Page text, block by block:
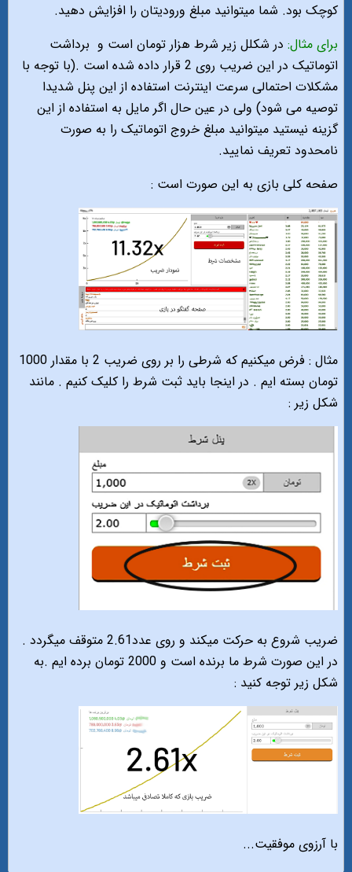
کوچک بود. شما میتوانید مبلغ ورودیتان را افزایش دهید.
برای مثال: در شکلل زیر شرط هزار تومان است و برداشت
اتوماتیک در این ضریب روی 2 قرار داده شده است .(با توجه با
مشکلات احتمالی سرعت اینترنت استفاده از این پنل شدیدا
توصیه می شود) ولی در عین حال اگر مایل به استفاده از این
گزینه نیستید میتوانید مبلغ خروج اتوماتیک را به صورت
نامحدود تعریف نمایید.
صفحه کلی بازی به این صورت است :
مثال : فرض میکنیم که شرطی را بر روی ضریب 2 با مقدار 1000
تومان بسته ایم . در اینجا باید ثبت شرط را کلیک کنیم . مانند
شکل زیر :
ضریب شروع به حرکت میکند و روی عدد2.61 متوقف میگردد .
در این صورت شرط ما برنده است و 2000 تومان برده ایم .به
شکل زیر توجه کنید :
با آرزوی موفقیت...